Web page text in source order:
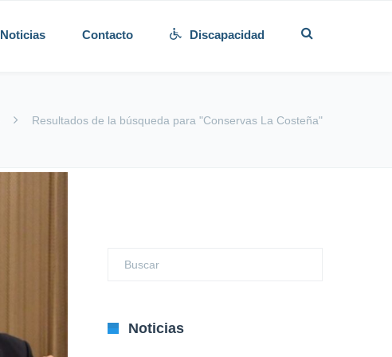
Noticias Contacto Discapacidad
Resultados de la búsqueda para "Conservas La Costeña"
Noticias